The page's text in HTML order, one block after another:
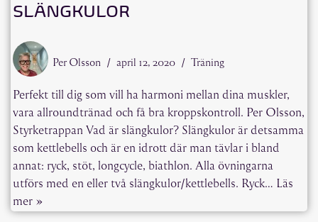
SLÄNGKULOR
Per Olsson april 12, 2020 Träning
Perfekt till dig som vill ha harmoni mellan dina muskler,
vara allroundtränad och få bra kroppskontroll. Per Olsson,
Styrketrappan Vad är slängkulor? Slängkulor är detsamma
som kettlebells och är en idrott där man tävlar i bland
annat: ryck, stöt, longcycle, biathlon. Alla övningarna
utförs med en eller två slängkulor/kettlebells. Ryck… Läs
mer »